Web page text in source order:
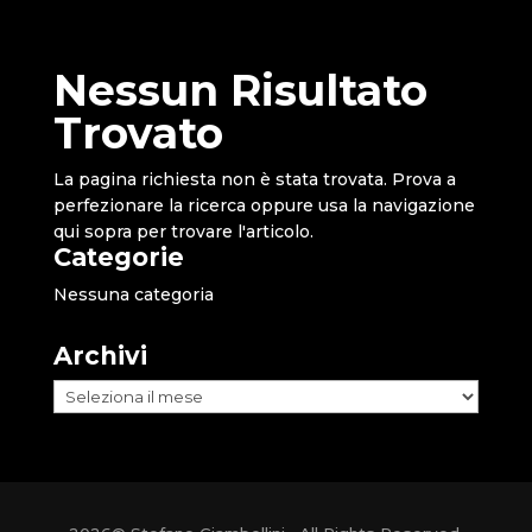
Nessun Risultato
Trovato
La pagina richiesta non è stata trovata. Prova a
perfezionare la ricerca oppure usa la navigazione
qui sopra per trovare l'articolo.
Categorie
Nessuna categoria
Archivi
Archivi